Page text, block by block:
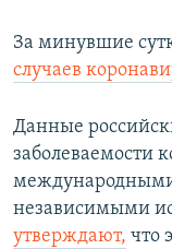
За минувшие
случаев
Данные
заболеваемости
независимыми
утверждают, что